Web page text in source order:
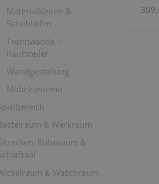
Materialkästen &
Schubladen
Trennwände +
Raumteiler
Wandgestaltung
Möbelsysteme
& Werkraum
Ruheraum &
& Waschraum